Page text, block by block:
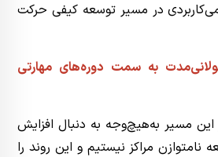
در مسیر توسعه کیفی حرکت
به سمت دوره‌های مهارتی
این مسیر به‌هیچ‌وجه به دنبال افزایش
نامتوازن مراکز نیستیم و این روند را